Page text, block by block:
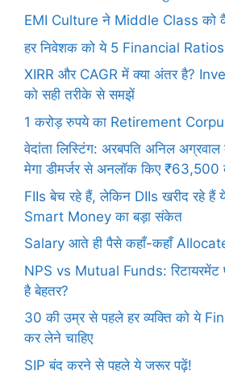
EMI Culture ने Middle Class को
हर निवेशक को ये 5 Financial Ratios
XIRR और CAGR में क्या अंतर है?
को सही तरीके से समझें
1 करोड़ रुपये का Retirement
वेदांता लिस्टिंग: अरबपति अनिल
मेगा डीमर्जर से अनलॉक किए ₹63,500
FIIs बेच रहे हैं, लेकिन DIIs खरीद रहे हैं
Smart Money का बड़ा संकेत
Salary आते ही पैसे कहाँ-कहाँ
NPS vs Mutual Funds: रिटायरमेंट
है बेहतर?
30 की उम्र से पहले हर व्यक्ति को ये
कर लेने चाहिए
SIP बंद करने से पहले ये जरूर पढ़ें!